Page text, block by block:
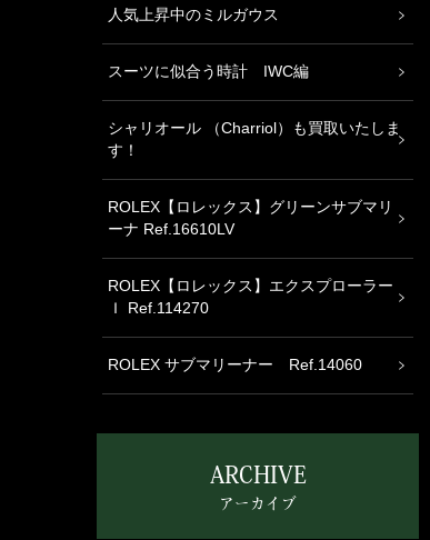
人気上昇中のミルガウス
スーツに似合う時計 IWC編
シャリオール （Charriol）も買取いたしま
す！
ROLEX【ロレックス】グリーンサブマリ
ーナ Ref.16610LV
ROLEX【ロレックス】エクスプローラー
Ｉ Ref.114270
ROLEX サブマリーナー Ref.14060
ARCHIVE
アーカイブ